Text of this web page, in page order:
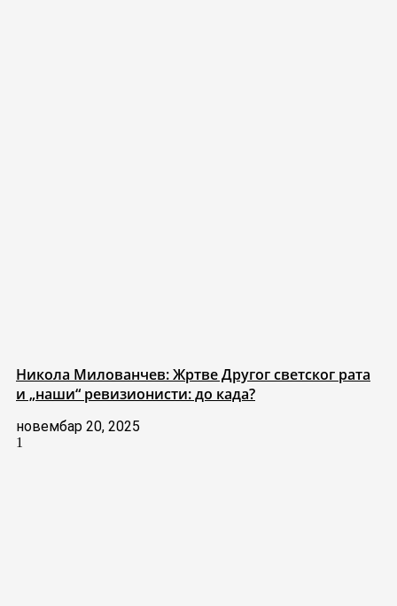
Никола Милованчев: Жртве Другог светског рата
и „наши“ ревизионисти: до када?
новембар 20, 2025